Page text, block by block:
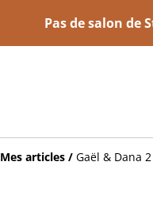
Pas de salon de
Mes articles / Gaël & Dana